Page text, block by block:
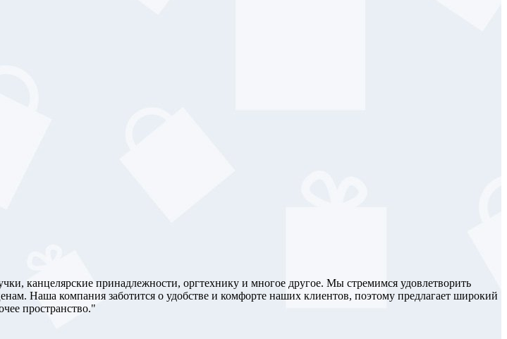
канцелярские принадлежности, оргтехнику и многое другое. Мы стремимся удовлетворить
Наша компания заботится о удобстве и комфорте наших клиентов, поэтому предлагает широкий
пространство."